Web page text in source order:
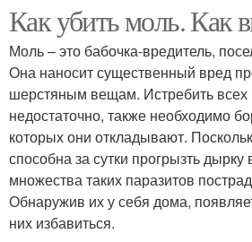
Как убить моль. Как
Моль – это бабочка-вредитель,
Она наносит существенный вред
шерстяным вещам. Истребить всех
недостаточно, также необходимо
которых они откладывают.
способна за сутки прогрызть дырку
множества таких паразитов
Обнаружив их у себя дома,
них избавиться.